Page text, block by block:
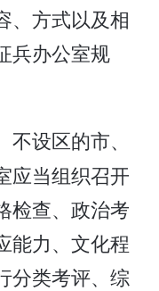
、方式以及相
兵办公室规
设区的市、
应当组织召开
检查、政治考
能力、文化程
分类考评、综